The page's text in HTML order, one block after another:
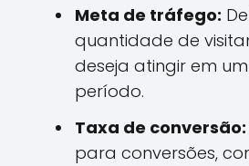
Meta de tráfego:
quantidade de
deseja atingir em
período.
Taxa de conversão:
para conversões,